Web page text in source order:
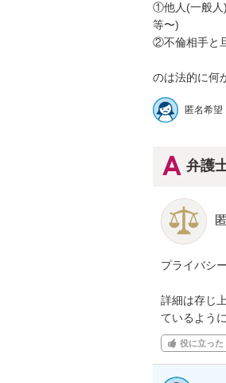
①他人(一般人
等〜)
②不倫相手と
匿名希望
弁護
プライバシ
詳細は存じ
ているよう
役に立った